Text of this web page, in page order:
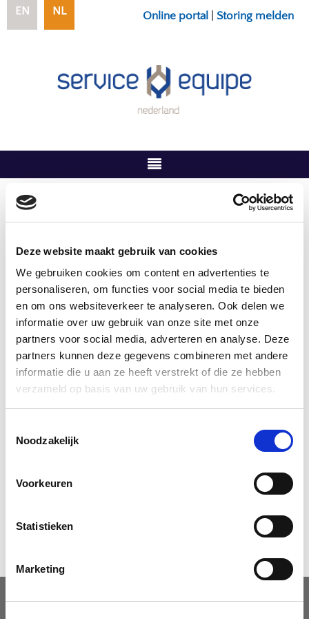
Deze website maakt gebruik van cookies
We gebruiken cookies om content en advertenties te
personaliseren, om functies voor social media te bieden
en om ons websiteverkeer te analyseren. Ook delen we
informatie over uw gebruik van onze site met onze
partners voor social media, adverteren en analyse. Deze
partners kunnen deze gegevens combineren met andere
informatie die u aan ze heeft verstrekt of die ze hebben
verzameld op basis van uw gebruik van hun services.
Noodzakelijk
Voorkeuren
Statistieken
Marketing
EN NL Online portal Storing melden
U bent hier:
Bedankt voor het invullen van ons formulier. Één van
onze medewerkers zal zo spoedig mogelijk contact
met u opnemen.
Voor dringende vragen kunt u bellen naar het volgende
nummer: 038 333 18 66
Met vriendelijke groet,
SERVICE@S-E-N.NL
Tel. 038 333 18 66